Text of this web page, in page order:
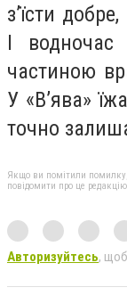
з’їсти
І
частиною
У «В’ява»
точно
Якщо ви помітили помилку,
повідомити про це редакцію
Авторизуйтесь,